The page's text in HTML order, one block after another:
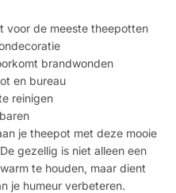
voor de meeste theepotten
brandwonden
en bureau
reinigen
je theepot met deze mooie
gezellig is niet alleen een
te houden, maar dient
je humeur verbeteren.